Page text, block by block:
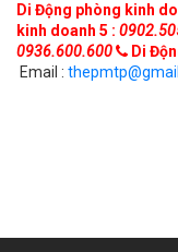
Di Động phòng kinh
kinh doanh 5 :
0936.600.600
Di
Email :